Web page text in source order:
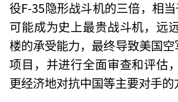
役F-35隐形战斗机的三倍，相
可能成为史上最贵战斗机，远
楼的承受能力，最终导致美国空
项目，并进行全面审查和评估
更经济地对抗中国等主要对手的